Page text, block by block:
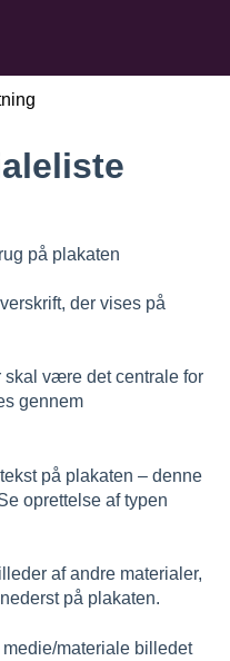
på plakaten
der vises på
skal være det centrale for
gennem
på plakaten – denne
oprettelse af typen
af andre materialer,
på plakaten.
materiale billedet